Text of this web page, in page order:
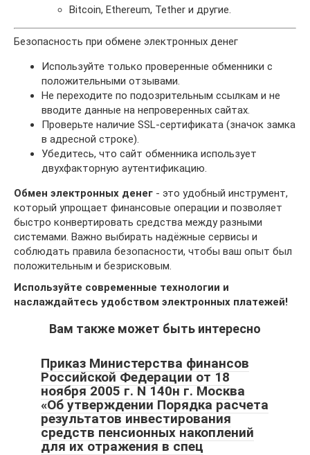
Bitcoin, Ethereum, Tether и другие.
Безопасность при обмене электронных денег
Используйте только проверенные обменники с
положительными отзывами.
Не переходите по подозрительным ссылкам и не
вводите данные на непроверенных сайтах.
Проверьте наличие SSL-сертификата (значок замка
в адресной строке).
Убедитесь, что сайт обменника использует
двухфакторную аутентификацию.
Обмен электронных денег - это удобный инструмент,
который упрощает финансовые операции и позволяет
быстро конвертировать средства между разными
системами. Важно выбирать надёжные сервисы и
соблюдать правила безопасности, чтобы ваш опыт был
положительным и безрисковым.
Используйте современные технологии и
наслаждайтесь удобством электронных платежей!
Вам также может быть интересно
Приказ Министерства финансов
Российской Федерации от 18
ноября 2005 г. N 140н г. Москва
«Об утверждении Порядка расчета
результатов инвестирования
средств пенсионных накоплений
для их отражения в спец